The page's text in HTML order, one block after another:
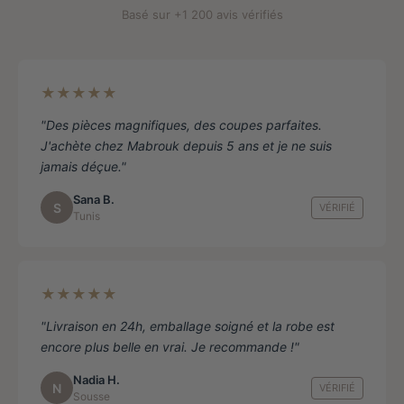
Basé sur +1 200 avis vérifiés
★★★★★
"Des pièces magnifiques, des coupes parfaites.
J'achète chez Mabrouk depuis 5 ans et je ne suis
jamais déçue."
S
Sana B.
Tunis
VÉRIFIÉ
★★★★★
"Livraison en 24h, emballage soigné et la robe est
encore plus belle en vrai. Je recommande !"
N
Nadia H.
Sousse
VÉRIFIÉ